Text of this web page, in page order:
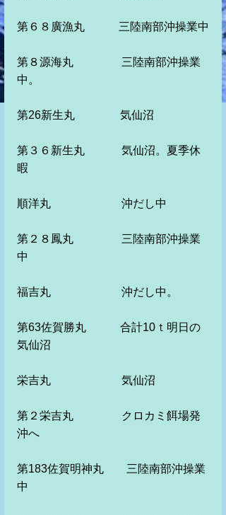
第６８廣漁丸　　　三陸南部沖操業中
第８源海丸　　　 　三陸南部沖操業
中。
第26新生丸　　　　気仙沼
第３６新生丸　　　 気仙沼。夏季休
暇
順洋丸　　　　　 　沖だし中
第２８鳳丸　　　　 三陸南部沖操業
中
福吉丸　　　　　　 沖だし中。
第63佐賀勝丸　　　合計10ｔ明日の
気仙沼
栄吉丸　　　　　　 気仙沼
第２栄吉丸　　　　 クロカミ餌場発
沖へ
第183佐賀明神丸　　三陸南部沖操業
中